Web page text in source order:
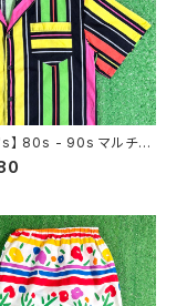
】 80s - 90s マルチカ
ライプ 開襟 シャツ / 8
年代 半袖 メンズ カラ